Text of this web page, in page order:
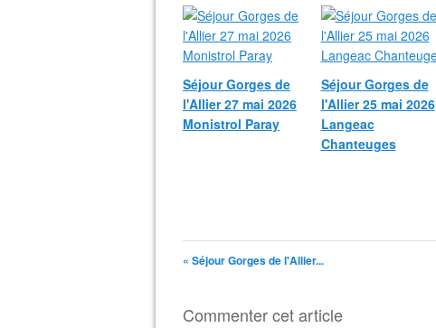
Séjour Gorges de
l'Allier 27 mai 2026
Monistrol Paray
Séjour Gorges de
l'Allier 25 mai 2026
Langeac
Chanteuges
« Séjour Gorges de l'Allier...
Commenter cet article